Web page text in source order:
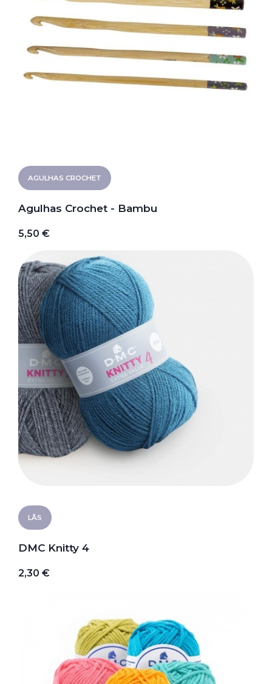
AGULHAS CROCHET
Agulhas Crochet - Bambu
5,50 €
LÃS
DMC Knitty 4
2,30 €